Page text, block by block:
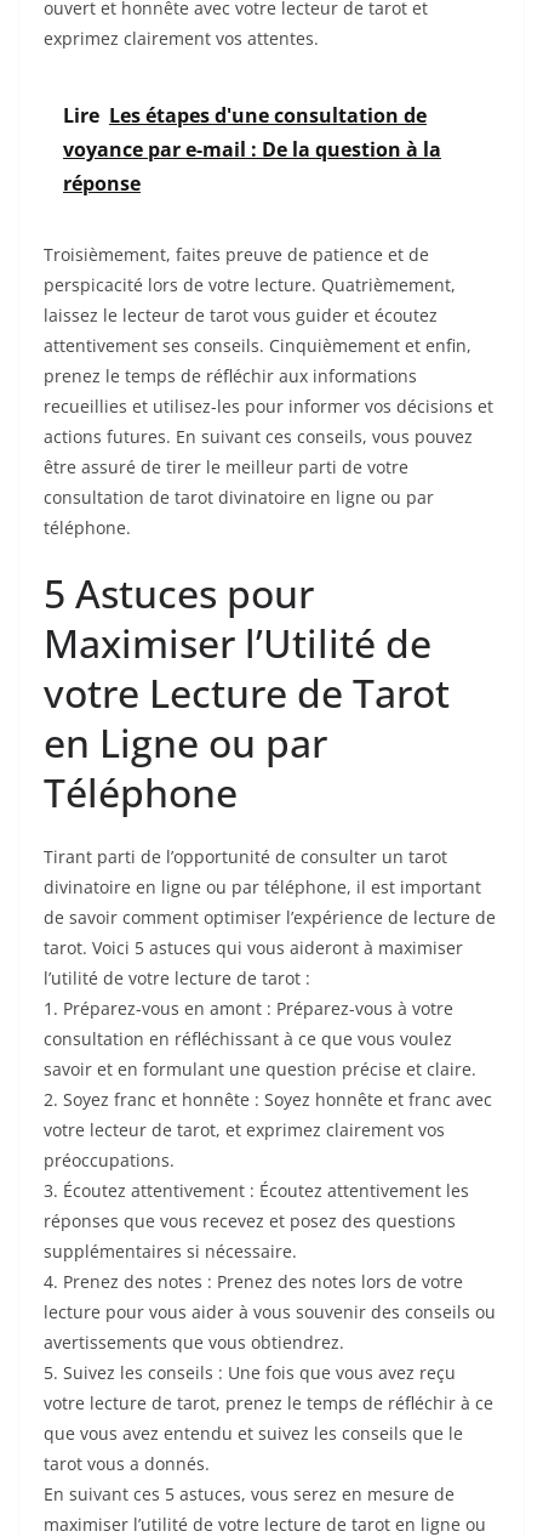
ouvert et honnête avec votre lecteur de tarot et
exprimez clairement vos attentes.
Lire Les étapes d'une consultation de
voyance par e-mail : De la question à la
réponse
Troisièmement, faites preuve de patience et de
perspicacité lors de votre lecture. Quatrièmement,
laissez le lecteur de tarot vous guider et écoutez
attentivement ses conseils. Cinquièmement et enfin,
prenez le temps de réfléchir aux informations
recueillies et utilisez-les pour informer vos décisions et
actions futures. En suivant ces conseils, vous pouvez
être assuré de tirer le meilleur parti de votre
consultation de tarot divinatoire en ligne ou par
téléphone.
5 Astuces pour
Maximiser l’Utilité de
votre Lecture de Tarot
en Ligne ou par
Téléphone
Tirant parti de l’opportunité de consulter un tarot
divinatoire en ligne ou par téléphone, il est important
de savoir comment optimiser l’expérience de lecture de
tarot. Voici 5 astuces qui vous aideront à maximiser
l’utilité de votre lecture de tarot :
1. Préparez-vous en amont : Préparez-vous à votre
consultation en réfléchissant à ce que vous voulez
savoir et en formulant une question précise et claire.
2. Soyez franc et honnête : Soyez honnête et franc avec
votre lecteur de tarot, et exprimez clairement vos
préoccupations.
3. Écoutez attentivement : Écoutez attentivement les
réponses que vous recevez et posez des questions
supplémentaires si nécessaire.
4. Prenez des notes : Prenez des notes lors de votre
lecture pour vous aider à vous souvenir des conseils ou
avertissements que vous obtiendrez.
5. Suivez les conseils : Une fois que vous avez reçu
votre lecture de tarot, prenez le temps de réfléchir à ce
que vous avez entendu et suivez les conseils que le
tarot vous a donnés.
En suivant ces 5 astuces, vous serez en mesure de
maximiser l’utilité de votre lecture de tarot en ligne ou